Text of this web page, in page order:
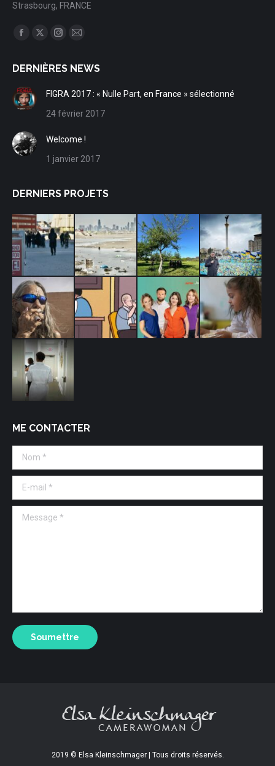
Strasbourg, FRANCE
Trouvez nous sur :
Facebook
opens
in
new
window
X
opens
window
Instagram
opens
window
Mail
opens
window
DERNIÈRES NEWS
FIGRA 2017 : « Nulle Part, en France » sélectionné
24 février 2017
Welcome !
1 janvier 2017
DERNIERS PROJETS
ME CONTACTER
Nom *
E-mail *
Message *
Soumettre
2019 © Elsa Kleinschmager | Tous droits réservés.